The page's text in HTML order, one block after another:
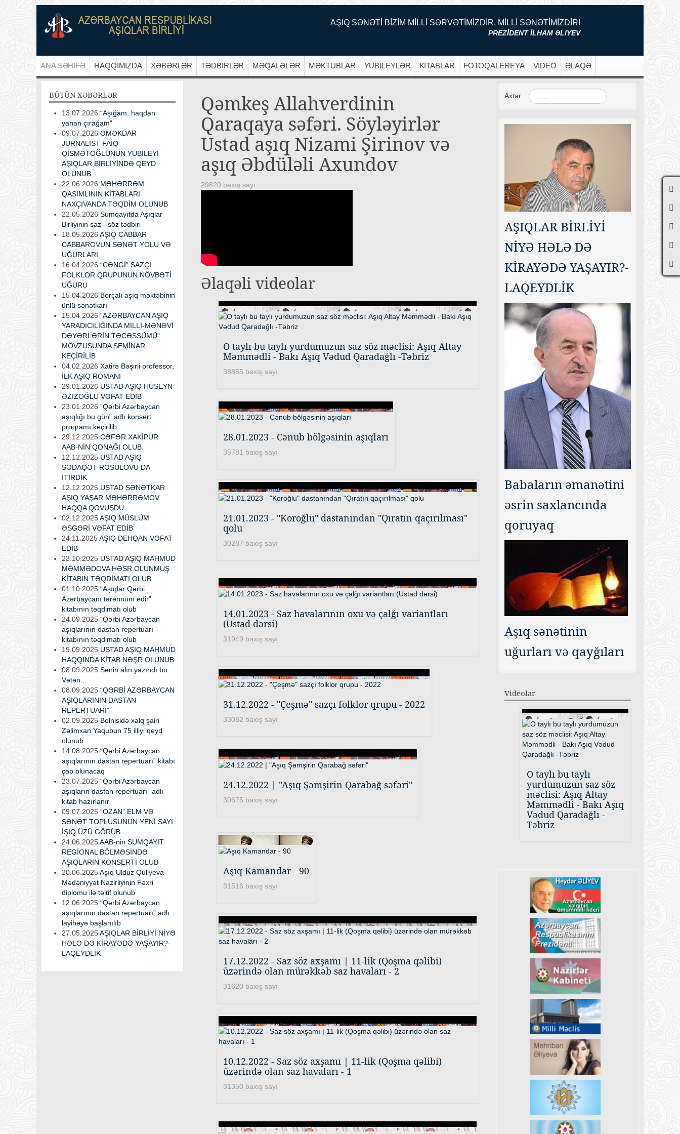
AŞIQ SƏNƏTİ BİZİM MİLLİ SƏRVƏTİMİZDİR, MİLLİ SƏNƏTİMİZDİR!
PREZİDENT İLHAM ƏLIYEV
ANA SƏHİFƏ HAQQIMIZDA XƏBƏRLƏR TƏDBİRLƏR MƏQALƏLƏR MƏKTUBLAR YUBİLEYLƏR KİTABLAR FOTOQALEREYA VİDEO ƏLAQƏ
Qəmkeş Allahverdinin
Qaraqaya səfəri. Söyləyirlər
Ustad aşıq Nizami Şirinov və
aşıq Əbdüləli Axundov
29820 baxış sayı
Əlaqəli videolar
O taylı bu taylı yurdumuzun saz söz məclisi: Aşıq Altay
Məmmədli - Bakı Aşıq Vədud Qaradağlı -Təbriz
38855 baxış sayı
28.01.2023 - Cənub bölgəsinin aşıqları
35781 baxış sayı
21.01.2023 - "Koroğlu" dastanından "Qıratın qaçırılması"
qolu
30287 baxış sayı
14.01.2023 - Saz havalarının oxu və çalğı variantları
(Ustad dərsi)
31949 baxış sayı
31.12.2022 - "Çeşmə" sazçı folklor qrupu - 2022
33082 baxış sayı
24.12.2022 | "Aşıq Şəmşirin Qarabağ səfəri"
30675 baxış sayı
Aşıq Kamandar - 90
31516 baxış sayı
17.12.2022 - Saz söz axşamı | 11-lik (Qoşma qəlibi)
üzərində olan mürəkkəb saz havaları - 2
31620 baxış sayı
10.12.2022 - Saz söz axşamı | 11-lik (Qoşma qəlibi)
üzərində olan saz havaları - 1
31350 baxış sayı
BÜTÜN XƏBƏRLƏR
13.07.2026 “Aşığam, haqdan
yanan çırağam”
09.07.2026 ƏMƏKDAR
JURNALİST FAİQ
QİSMƏTOĞLUNUN YUBİLEYİ
AŞIQLAR BİRLİYİNDƏ QEYD
OLUNUB
22.06.2026 MƏHƏRRƏM
QASIMLININ KİTABLARI
NAXÇIVANDA TƏQDİM OLUNUB
22.05.2026 Sumqayıtda Aşıqlar
Birliyinin saz - söz tədbiri
18.05.2026 AŞIQ CABBAR
CABBAROVUN SƏNƏT YOLU VƏ
UĞURLARI
16.04.2026 “CƏNGİ” SAZÇI
FOLKLOR QRUPUNUN NÖVBƏTİ
UĞURU
15.04.2026 Borçalı aşıq məktəbinin
ünlü sənətkarı
15.04.2026 “AZƏRBAYCAN AŞIQ
YARADICILIĞINDA MİLLİ-MƏNƏVİ
DƏYƏRLƏRİN TƏCƏSSÜMÜ”
MÖVZUSUNDA SEMİNAR
KEÇİRİLİB
04.02.2026 Xatirə Bəşirli professor,
İLK AŞIQ ROMANI
29.01.2026 USTAD AŞIQ HÜSEYN
ƏZİZOĞLU VƏFAT EDİB
23.01.2026 “Qərbi Azərbaycan
aşıqlığı bu gün” adlı konsert
proqramı keçirilib
29.12.2025 CƏFƏR XAKİPUR
AAB-NİN QONAĞI OLUB
12.12.2025 USTAD AŞIQ
SƏDAQƏT RƏSULOVU DA
İTİRDİK
12.12.2025 USTAD SƏNƏTKAR
AŞIQ YAŞAR MƏHƏRRƏMOV
HAQQA QOVUŞDU
02.12.2025AŞIQ MÜSLÜM
ƏSGƏRİ VƏFAT EDİB
24.11.2025AŞIQ DEHQAN VƏFAT
EDİB
23.10.2025 USTAD AŞIQ MAHMUD
MƏMMƏDOVA HƏSR OLUNMUŞ
KİTABIN TƏQDİMATI OLUB
01.10.2025 “Aşıqlar Qərbi
Azərbaycanı tərənnüm edir”
kitabının təqdimatı olub
24.09.2025 “Qərbi Azərbaycan
aşıqlarının dastan repertuarı”
kitabının təqdimatı olub
19.09.2025 USTAD AŞIQ MAHMUD
HAQQINDA KİTAB NƏŞR OLUNUB
08.09.2025 Sənin alın yazındı bu
Vətən...
08.09.2025 “QƏRBİ AZƏRBAYCAN
AŞIQLARININ DASTAN
REPERTUARI”
02.09.2025 Bolnisidə xalq şairi
Zəlimxan Yaqubun 75 illiyi qeyd
olunub
14.08.2025 “Qərbi Azərbaycan
aşıqlarının dastan repertuarı” kitabı
çap olunacaq
23.07.2025 “Qərbi Azərbaycan
aşıqların dastan repertuarı” adlı
kitab hazırlanır
09.07.2025 “OZAN” ELM VƏ
SƏNƏT TOPLUSUNUN YENİ SAYI
İŞIQ ÜZÜ GÖRÜB
24.06.2025AAB-nin SUMQAYIT
REGİONAL BÖLMƏSİNDƏ
AŞIQLARIN KONSERTİ OLUB
20.06.2025Aşıq Ulduz Quliyeva
Mədəniyyət Nazirliyinin Fəxri
diplomu ilə təltif olunub
12.06.2025 “Qərbi Azərbaycan
aşıqlarının dastan repertuarı” adlı
layihəyə başlanılıb
27.05.2025AŞIQLAR BİRLİYİ NİYƏ
HƏLƏ DƏ KİRAYƏDƏ YAŞAYIR?-
LAQEYDLİK
Axtar...
AŞIQLAR BİRLİYİ
NİYƏ HƏLƏ DƏ
KİRAYƏDƏ YAŞAYIR?-
LAQEYDLİK
Babaların əmanətini
əsrin saxlancında
qoruyaq
Aşıq sənətinin
uğurları və qayğıları
Videolar
O taylı bu taylı
yurdumuzun saz söz
məclisi: Aşıq Altay
Məmmədli - Bakı Aşıq
Vədud Qaradağlı -
Təbriz